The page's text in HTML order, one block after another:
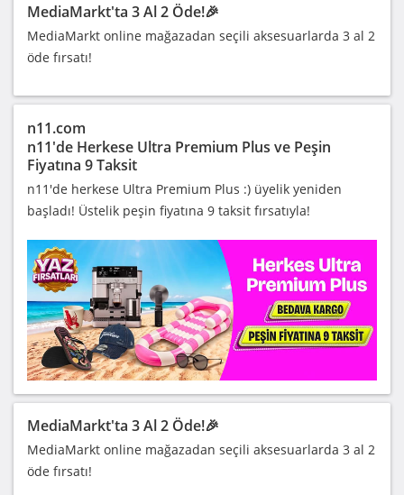
MediaMarkt'ta 3 Al 2 Öde!🎉
MediaMarkt online mağazadan seçili aksesuarlarda 3 al 2
öde fırsatı!
n11.com
n11'de Herkese Ultra Premium Plus ve Peşin
Fiyatına 9 Taksit
n11'de herkese Ultra Premium Plus :) üyelik yeniden
başladı! Üstelik peşin fiyatına 9 taksit fırsatıyla!
MediaMarkt'ta 3 Al 2 Öde!🎉
MediaMarkt online mağazadan seçili aksesuarlarda 3 al 2
öde fırsatı!